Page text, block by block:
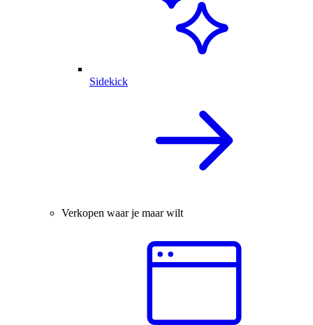
Sidekick
Verkopen waar je maar wilt